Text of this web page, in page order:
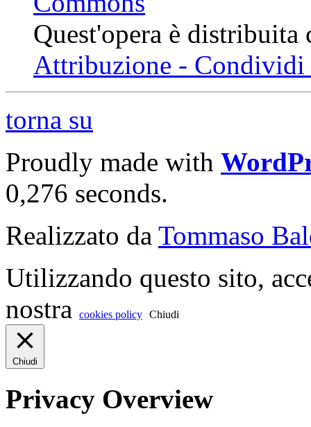
Quest'opera è
Attribuzione - Condividi
torna su
Proudly made with
0,276 seconds.
Realizzato da Tommaso
Utilizzando questo sito,
nostra
cookies policy Chiudi
Chiudi
Privacy Overview